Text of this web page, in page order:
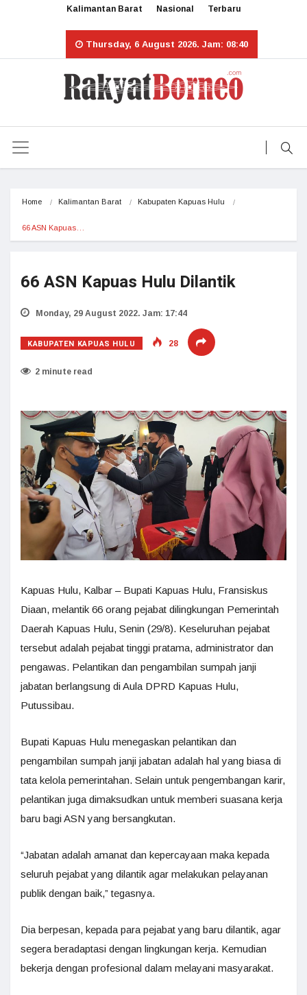
Kalimantan Barat Nasional Terbaru
Thursday, 6 August 2026. Jam: 08:40
Home Kalimantan Barat Kabupaten Kapuas Hulu
66 ASN Kapuas…
66 ASN Kapuas Hulu Dilantik
Monday, 29 August 2022. Jam: 17:44
KABUPATEN KAPUAS HULU 28
2 minute read
Kapuas Hulu, Kalbar – Bupati Kapuas Hulu, Fransiskus
Diaan, melantik 66 orang pejabat dilingkungan Pemerintah
Daerah Kapuas Hulu, Senin (29/8). Keseluruhan pejabat
tersebut adalah pejabat tinggi pratama, administrator dan
pengawas. Pelantikan dan pengambilan sumpah janji
jabatan berlangsung di Aula DPRD Kapuas Hulu,
Putussibau.
Bupati Kapuas Hulu menegaskan pelantikan dan
pengambilan sumpah janji jabatan adalah hal yang biasa di
tata kelola pemerintahan. Selain untuk pengembangan karir,
pelantikan juga dimaksudkan untuk memberi suasana kerja
baru bagi ASN yang bersangkutan.
“Jabatan adalah amanat dan kepercayaan maka kepada
seluruh pejabat yang dilantik agar melakukan pelayanan
publik dengan baik,” tegasnya.
Dia berpesan, kepada para pejabat yang baru dilantik, agar
segera beradaptasi dengan lingkungan kerja. Kemudian
bekerja dengan profesional dalam melayani masyarakat.